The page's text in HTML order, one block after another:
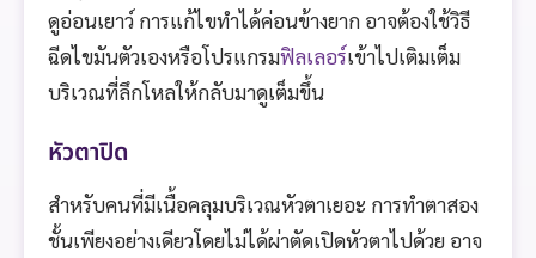
ดูอ่อนเยาว์ การแก้ไขทำได้ค่อนข้างยาก อาจต้องใช้วิธี
ฉีดไขมันตัวเองหรือโปรแกรมฟิลเลอร์เข้าไปเติมเต็ม
บริเวณที่ลึกโหลให้กลับมาดูเต็มขึ้น
หัวตาปิด
สำหรับคนที่มีเนื้อคลุมบริเวณหัวตาเยอะ การทำตาสอง
ชั้นเพียงอย่างเดียวโดยไม่ได้ผ่าตัดเปิดหัวตาไปด้วย อาจ